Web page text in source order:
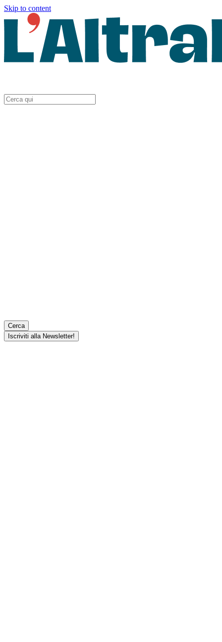
Skip to content
Cerca
Iscriviti alla Newsletter!